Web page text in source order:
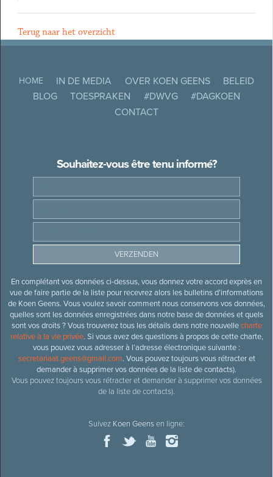
Terug naar het overzicht
HOME IN DE MEDIA OVER KOEN GEENS
BELEID
BLOG
TOESPRAKEN #DWVG
#DAGKOEN
CONTACT
Souhaitez-vous être tenu informé?
En complétant vos données ci-dessus, vous donnez votre accord exprès en
vue de faire partie de la liste pour recevrez alors les bulletins d’informations
de Koen Geens. Vous voulez savoir comment nous conservons vos données,
quelles sont les données enregistrées dans notre base de données et quels
sont vos droits ? Vous trouverez tous les détails dans notre nouvellecharte
relative à la vie privée. Si vous avez des questions à propos de cette charte,
vous pouvez vous adresser à l’adresse électronique suivante :
secretariaat.geens@gmail.com. Vous pouvez toujours vous rétracter et
demander à supprimer vos données de la liste de contacts).
Vous pouvez toujours vous rétracter et demander à supprimer vos données
de la liste de contacts).
Suivez Koen Geensen ligne: